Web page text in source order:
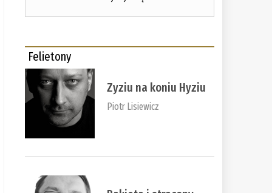
Felietony
Zyziu na koniu Hyziu
Piotr Lisiewicz